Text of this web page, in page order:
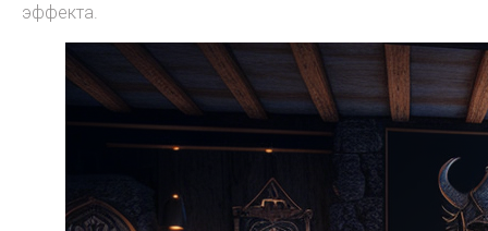
эффекта.